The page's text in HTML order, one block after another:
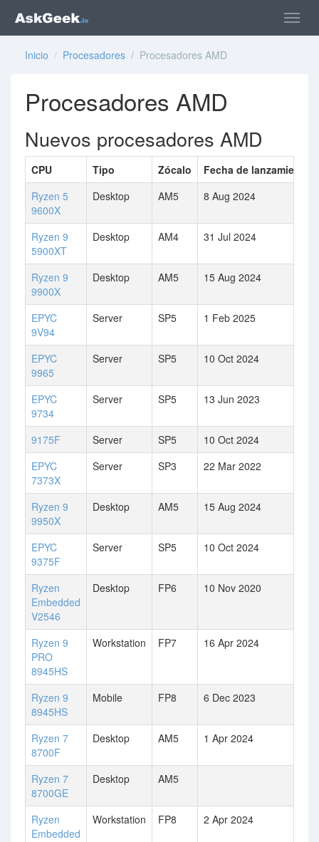
Inicio / Procesadores / Procesadores AMD
Procesadores AMD
Nuevos procesadores AMD
CPU Tipo Zócalo
Fecha de lanzamiento
Ryzen 5
9600X
Desktop AM5 8 Aug 2024
Ryzen 9
5900XT
Desktop AM4 31 Jul 2024
Ryzen 9
9900X
Desktop AM5 15 Aug 2024
EPYC
9V94
Server SP5 1 Feb 2025
EPYC
9965
Server SP5 10 Oct 2024
EPYC
9734
Server SP5 13 Jun 2023
9175F Server SP5
10 Oct 2024
EPYC
7373X
Server SP3 22 Mar 2022
Ryzen 9
9950X
Desktop AM5 15 Aug 2024
EPYC
9375F
Server SP5 10 Oct 2024
Ryzen
Embedded
V2546
Desktop FP6 10 Nov 2020
Ryzen 9
PRO
8945HS
Workstation FP7 16 Apr 2024
Ryzen 9
8945HS
Mobile FP8 6 Dec 2023
Ryzen 7
8700F
Desktop AM5 1 Apr 2024
Ryzen 7
8700GE
Desktop AM5
Ryzen
Embedded
Workstation FP8 2 Apr 2024